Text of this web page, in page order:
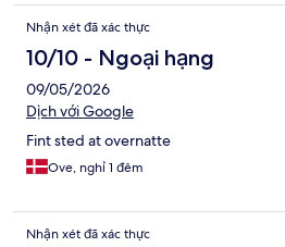
Nhận xét đã xác thực
10/10 - Ngoại hạng
09/05/2026
Dịch với Google
Fint sted at overnatte
Ove, nghỉ 1 đêm
Nhận xét đã xác thực